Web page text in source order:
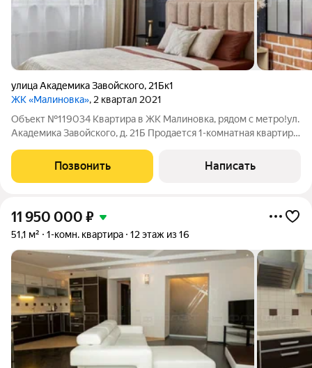
улица Академика Завойского, 21Бк1
ЖК «Малиновка», 2 квартал 2021
Объект №119034 Квартира в ЖК Малиновка, рядом с метро!ул.
Академика Завойского, д. 21Б Продается 1-комнатная квартира
квартире сделан красивый и качественный ремонт. Вся мебель
и техника, которые
Позвонить Написать
11 950 000 ₽
51,1 м² 1-комн. квартира 12 этаж из 16